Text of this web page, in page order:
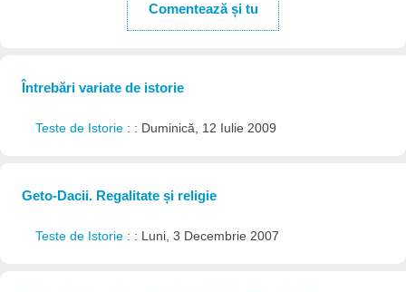
Comentează și tu
Întrebări variate de istorie
Teste de Istorie : : Duminică, 12 Iulie 2009
Geto-Dacii. Regalitate și religie
Teste de Istorie : : Luni, 3 Decembrie 2007